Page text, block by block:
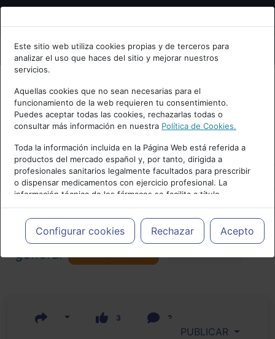
Bienvenid@ a psiquiatria.com
Escribe tu Email
Accede o regístrate con tu email.
Cancelar
Este sitio web utiliza cookies propias y de terceros para
analizar el uso que haces del sitio y mejorar nuestros
servicios.
Aquellas cookies que no sean necesarias para el
funcionamiento de la web requieren tu consentimiento.
Puedes aceptar todas las cookies, rechazarlas todas o
consultar más información en nuestra Política de Cookies.
Toda la información incluida en la Página Web está referida a
productos del mercado español y, por tanto, dirigida a
profesionales sanitarios legalmente facultados para prescribir
o dispensar medicamentos con ejercicio profesional. La
información técnica de los fármacos se facilita a título
meramente informativo, siendo responsabilidad de los
profesionales facultados prescribir medicamentos y decidir, en
cada caso concreto, el tratamiento más adecuado a las
necesidades del paciente.
Configurar cookies Rechazar Acepto
Actualidad y Artículos|Psiquiatría
general
3 2
PUBLICAR